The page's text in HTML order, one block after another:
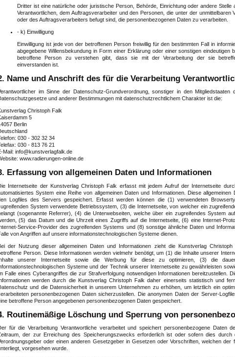
Dritter ist eine natürliche oder juristische Person, Behörde, Einrichtung oder andere
Verantwortlichen, dem Auftragsverarbeiter und den Personen, die unter der unmittelbaren
oder des Auftragsverarbeiters befugt sind, die personenbezogenen Daten zu verarbeiten.
- k) Einwilligung
Einwilligung ist jede von der betroffenen Person freiwillig für den bestimmten Fall in
abgegebene Willensbekundung in Form einer Erklärung oder einer sonstigen eindeutigen
betroffene Person zu verstehen gibt, dass sie mit der Verarbeitung der sie
einverstanden ist.
Name und Anschrift des für die Verarbeitung
im Sinne der Datenschutz-Grundverordnung, sonstiger in den Mitgliedstaaten
und anderer Bestimmungen mit datenschutzrechtlichem Charakter ist die:
Christoph Falk
5
Berlin
030 - 302 32 34
030 - 813 76 21
Mail: info@kunstverlagfalk.de
www.radierungen-online.de
Erfassung von allgemeinen Daten und Informationen
Internetseite der Kunstverlag Christoph Falk erfasst mit jedem Aufruf der Internetseite
System eine Reihe von allgemeinen Daten und Informationen. Diese allgemeinen
Logfiles des Servers gespeichert. Erfasst werden können die (1) verwendeten
System verwendete Betriebssystem, (3) die Internetseite, von welcher ein
(sogenannte Referrer), (4) die Unterwebseiten, welche über ein zugreifendes System
(5) das Datum und die Uhrzeit eines Zugriffs auf die Internetseite, (6) eine Internet-
Service-Provider des zugreifenden Systems und (8) sonstige ähnliche Daten und
von Angriffen auf unsere informationstechnologischen Systeme dienen.
der Nutzung dieser allgemeinen Daten und Informationen zieht die Kunstverlag
Person. Diese Informationen werden vielmehr benötigt, um (1) die Inhalte unserer
unserer Internetseite sowie die Werbung für diese zu optimieren, (3) die
Systeme und der Technik unserer Internetseite zu gewährleisten
Falle eines Cyberangriffes die zur Strafverfolgung notwendigen Informationen bereitzustellen.
werden durch die Kunstverlag Christoph Falk daher einerseits statistisch und
und die Datensicherheit in unserem Unternehmen zu erhöhen, um letztlich ein
personenbezogenen Daten sicherzustellen. Die anonymen Daten der Server-
betroffene Person angegebenen personenbezogenen Daten gespeichert.
Routinemäßige Löschung und Sperrung von
für die Verarbeitung Verantwortliche verarbeitet und speichert personenbezogene Daten
der zur Erreichung des Speicherungszwecks erforderlich ist oder sofern dies durch
oder einen anderen Gesetzgeber in Gesetzen oder Vorschriften, welchen der
vorgesehen wurde.